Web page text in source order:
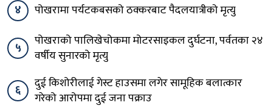
४
पोखरामा पर्यटकबसको ठक्करबाट पैदलयात्रीको मृत्यु
५
पोखराको पालिखेचोकमा मोटरसाइकल दुर्घटना, पर्वतका २४
वर्षीय सुनारको मृत्यु
६
दुई किशोरीलाई गेस्ट हाउसमा लगेर सामूहिक बलात्कार
गरेको आरोपमा दुई जना पक्राउ